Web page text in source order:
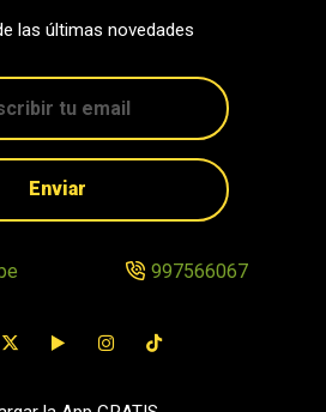
las últimas novedades
Enviar
997566067